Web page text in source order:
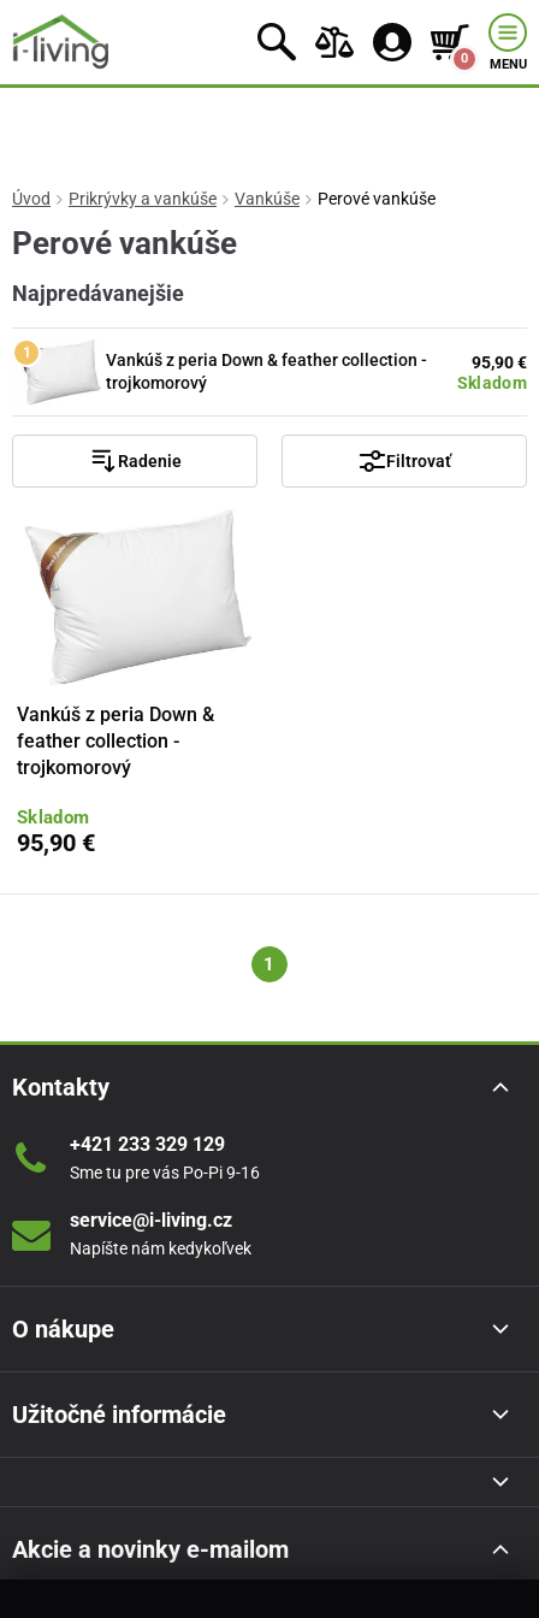
0 MENU
Úvod Prikrývky a vankúše Vankúše Perové vankúše
Perové vankúše
Najpredávanejšie
Vankúš z peria Down & feather collection -
trojkomorový
Skladom
95,90 €
Radenie Filtrovať
Vankúš z peria Down &
feather collection -
trojkomorový
Skladom
95,90 €
1
Kontakty
+421 233 329 129
Sme tu pre vás Po-Pi 9-16
service@i-living.cz
Napíšte nám kedykoľvek
O nákupe
Užitočné informácie
Akcie a novinky e-mailom